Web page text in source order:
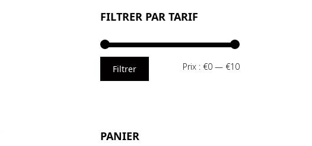
FILTRER PAR TARIF
Prix
Prix
Filtrer Prix : €0 — €10
PANIER